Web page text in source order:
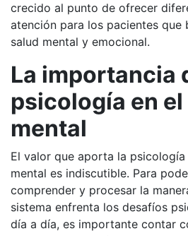
crecido al punto de ofrecer
atención para los pacientes que
salud mental y emocional.
La importancia
psicología en
mental
El valor que aporta la
mental es indiscutible. Para
comprender y procesar la
sistema enfrenta los desafíos
día a día, es importante contar